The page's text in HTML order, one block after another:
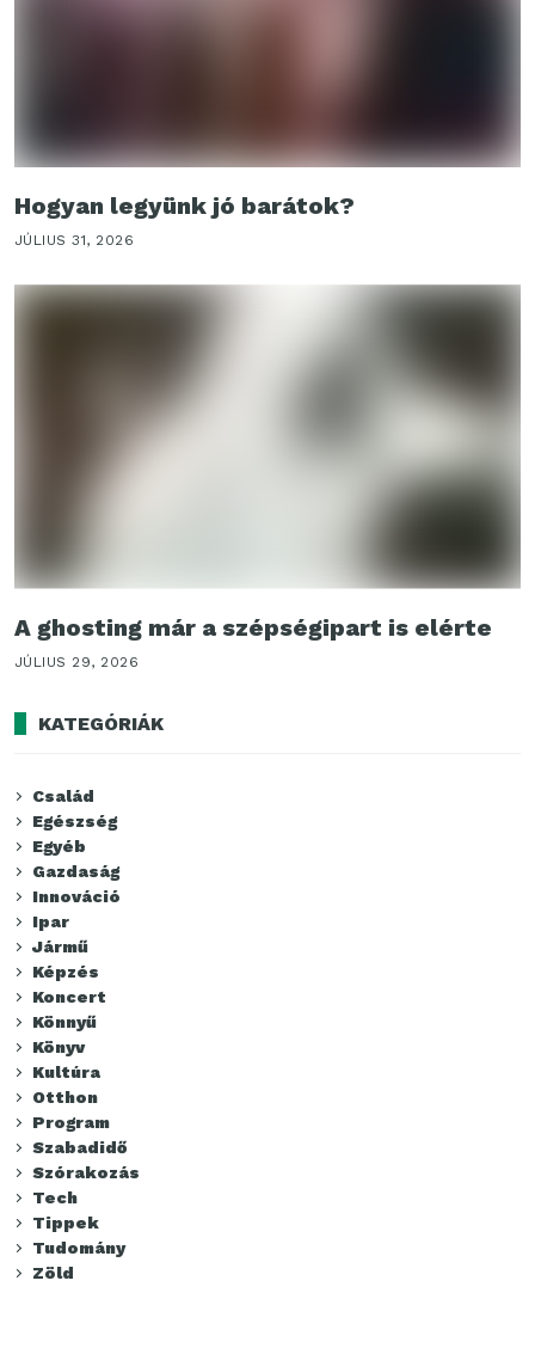
Hogyan legyünk jó barátok?
JÚLIUS 31, 2026
A ghosting már a szépségipart is elérte
JÚLIUS 29, 2026
KATEGÓRIÁK
Család
Egészség
Egyéb
Gazdaság
Innováció
Ipar
Jármű
Képzés
Koncert
Könnyű
Könyv
Kultúra
Otthon
Program
Szabadidő
Szórakozás
Tech
Tippek
Tudomány
Zöld